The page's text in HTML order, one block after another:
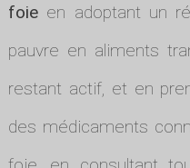
foieen adoptant un
pauvre en aliments
restant actif, et en
des médicaments